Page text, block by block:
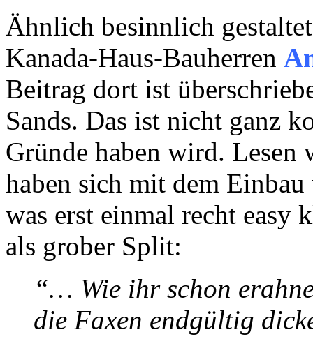
Ähnlich besinnlich
Kanada-Haus-Bauherren
Beitrag dort ist
Sands. Das ist nicht ganz
Gründe haben wird. Lesen
haben sich mit dem
was erst einmal recht easy
als grober Split:
“… Wie ihr schon
die Faxen endgültig